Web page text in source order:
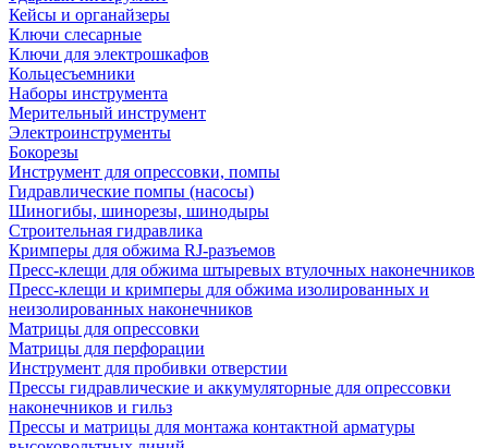
Кейсы и органайзеры
Ключи слесарные
Ключи для электрошкафов
Кольцесъемники
Наборы инструмента
Мерительный инструмент
Электроинструменты
Бокорезы
Инструмент для опрессовки, помпы
Гидравлические помпы (насосы)
Шиногибы, шинорезы, шинодыры
Строительная гидравлика
Кримперы для обжима RJ-разъемов
Пресс-клещи для обжима штыревых втулочных наконечников
Пресс-клещи и кримперы для обжима изолированных и
неизолированных наконечников
Матрицы для опрессовки
Матрицы для перфорации
Инструмент для пробивки отверстии
Прессы гидравлические и аккумуляторные для опрессовки
наконечников и гильз
Прессы и матрицы для монтажа контактной арматуры